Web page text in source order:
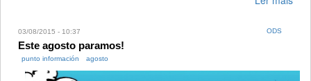
03/08/2015 - 10:37 ODS
Este agosto paramos!
punto información agosto